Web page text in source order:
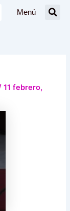
Menú
11 febrero,